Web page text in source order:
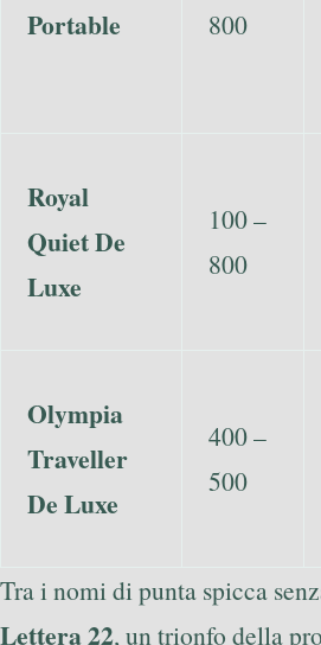
Portable
800
Royal
Quiet De
Luxe
100 –
800
Olympia
Traveller
De Luxe
400 –
500
Tra i nomi di punta spicca
Lettera 22, un trionfo della